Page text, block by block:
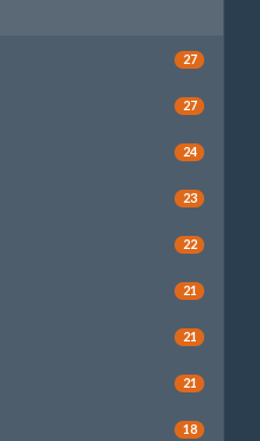
27
27
24
23
22
21
21
21
18